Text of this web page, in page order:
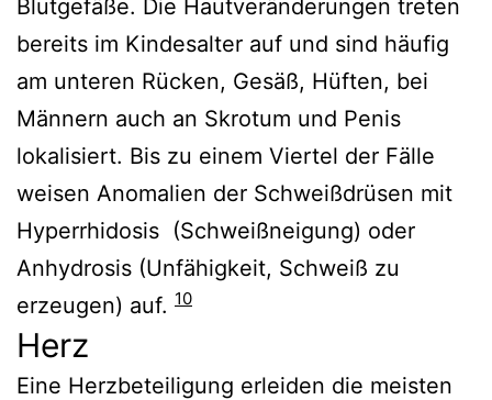
Blutgefäße. Die Hautveränderungen treten
bereits im Kindesalter auf und sind häufig
am unteren Rücken, Gesäß, Hüften, bei
Männern auch an Skrotum und Penis
lokalisiert. Bis zu einem Viertel der Fälle
weisen Anomalien der Schweißdrüsen mit
Hyperrhidosis (Schweißneigung) oder
Anhydrosis (Unfähigkeit, Schweiß zu
erzeugen) auf. 10
Herz
Eine Herzbeteiligung erleiden die meisten